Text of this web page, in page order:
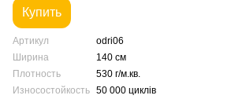
Купить
Артикул
odri06
Ширина
140 см
Плотность
530 г/м.кв.
Износостойкость 50 000 циклів